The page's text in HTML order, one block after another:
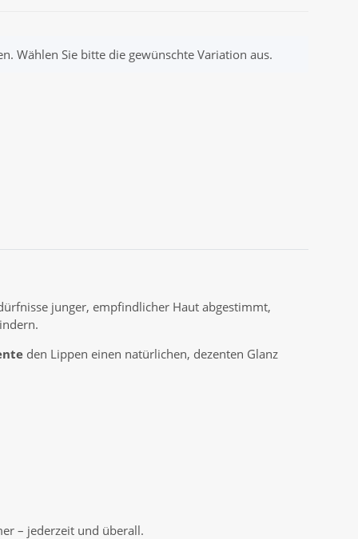
Wählen Sie bitte die gewünschte Variation aus.
junger, empfindlicher Haut abgestimmt,
den Lippen einen natürlichen, dezenten Glanz
– jederzeit und überall.